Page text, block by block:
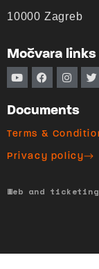
10000 Zagreb
Močvara links
Documents
Terms &
Privacy policy
Web and